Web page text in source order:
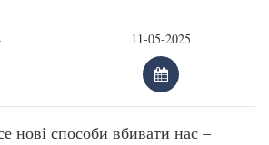
нові способи вбивати нас –